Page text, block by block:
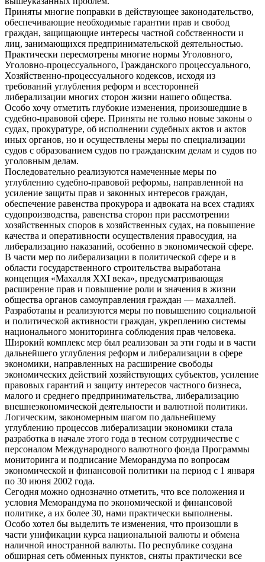
Приняты многие поправки в действующее законодательство,
обеспечивающие необходимые гарантии прав и свобод
граждан, защищающие интересы частной собственности и
лиц, занимающихся предпринимательской деятельностью.
Практически пересмотрены многие нормы Уголовного,
Уголовно-процессуального, Гражданского процессуального,
Хозяйственно-процессуального кодексов, исходя из
требований углубления реформ и всесторонней
либерализации многих сторон жизни нашего общества.
Особо хочу отметить глубокие изменения, произошедшие в
судебно-правовой сфере. Приняты не только новые законы о
судах, прокуратуре, об исполнении судебных актов и актов
иных органов, но и осуществлены меры по специализации
судов с образованием судов по гражданским делам и судов по
уголовным делам.
Последовательно реализуются намеченные меры по
углублению судебно-правовой реформы, направленной на
усиление защиты прав и законных интересов граждан,
обеспечение равенства прокурора и адвоката на всех стадиях
судопроизводства, равенства сторон при рассмотрении
хозяйственных споров в хозяйственных судах, на повышение
качества и оперативности осуществления правосудия, на
либерализацию наказаний, особенно в экономической сфере.
В части мер по либерализации в политической сфере и в
области государственного строительства выработана
концепция «Махалля ХХI века», предусматривающая
расширение прав и повышение роли и значения в жизни
общества органов самоуправления граждан — махаллей.
Разработаны и реализуются меры по повышению социальной
и политической активности граждан, укреплению системы
национального мониторинга соблюдения прав человека.
Широкий комплекс мер был реализован за эти годы и в части
дальнейшего углубления реформ и либерализации в сфере
экономики, направленных на расширение свободы
экономических действий хозяйствующих субъектов, усиление
правовых гарантий и защиту интересов частного бизнеса,
малого и среднего предпринимательства, либерализацию
внешнеэкономической деятельности и валютной политики.
Логическим, закономерным шагом по дальнейшему
углублению процессов либерализации экономики стала
разработка в начале этого года в тесном сотрудничестве с
персоналом Международного валютного фонда Программы
мониторинга и подписание Меморандума по вопросам
экономической и финансовой политики на период с 1 января
по 30 июня 2002 года.
Сегодня можно однозначно отметить, что все положения и
условия Меморандума по экономической и финансовой
политике, а их более 30, нами практически выполнены.
Особо хотел бы выделить те изменения, что произошли в
части унификации курса национальной валюты и обмена
наличной иностранной валюты. По республике создана
обширная сеть обменных пунктов, сняты практически все